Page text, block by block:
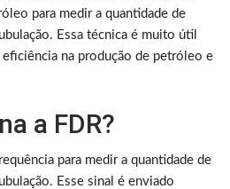
para medir a quantidade de
Essa técnica é muito útil
eficiência na produção de petróleo e
a FDR?
para medir a quantidade de
Esse sinal é enviado